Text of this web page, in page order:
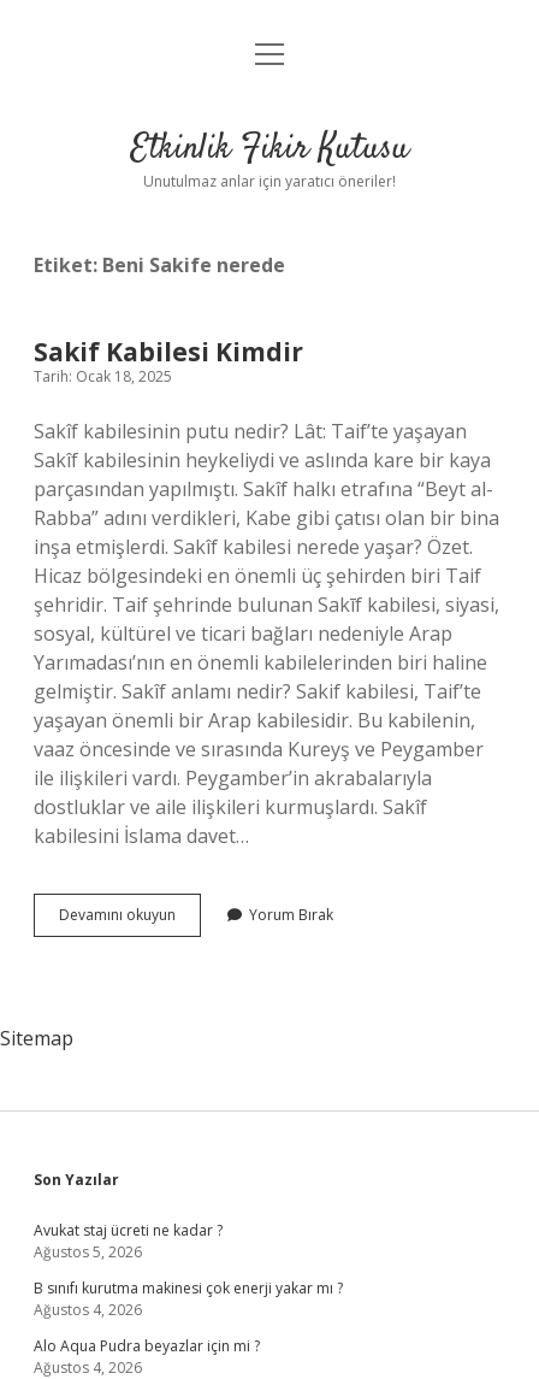
Anasayfa
Yasal Uyarı
menüyü
Etkinlik Fikir Kutusu
Unutulmaz anlar için yaratıcı öneriler!
Etiket: Beni Sakife nerede
Sakif Kabilesi Kimdir
Tarih: Ocak 18, 2025
Sakîf kabilesinin putu nedir? Lât: Taif’te yaşayan
Sakîf kabilesinin heykeliydi ve aslında kare bir kaya
parçasından yapılmıştı. Sakîf halkı etrafına “Beyt al-
Rabba” adını verdikleri, Kabe gibi çatısı olan bir bina
inşa etmişlerdi. Sakîf kabilesi nerede yaşar? Özet.
Hicaz bölgesindeki en önemli üç şehirden biri Taif
şehridir. Taif şehrinde bulunan Sakīf kabilesi, siyasi,
sosyal, kültürel ve ticari bağları nedeniyle Arap
Yarımadası’nın en önemli kabilelerinden biri haline
gelmiştir. Sakîf anlamı nedir? Sakif kabilesi, Taif’te
yaşayan önemli bir Arap kabilesidir. Bu kabilenin,
vaaz öncesinde ve sırasında Kureyş ve Peygamber
ile ilişkileri vardı. Peygamber’in akrabalarıyla
dostluklar ve aile ilişkileri kurmuşlardı. Sakîf
kabilesini İslama davet…
Devamını okuyun
Kabilesi
Yorum Bırak
Sitemap
Sidebar
Son Yazılar
Avukat staj ücreti ne kadar ?
Ağustos 5, 2026
B sınıfı kurutma makinesi çok enerji yakar mı ?
Ağustos 4, 2026
Alo Aqua Pudra beyazlar için mi ?
Ağustos 4, 2026